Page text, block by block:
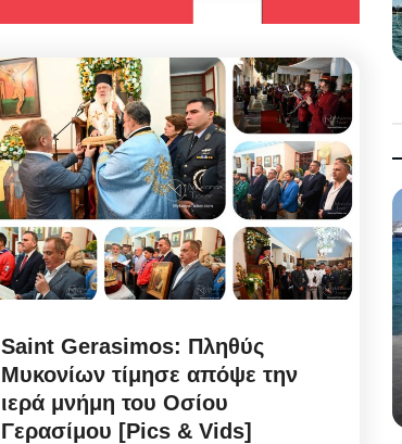
Saint Gerasimos: Πληθύς
Μυκονίων τίμησε απόψε την
ιερά μνήμη του Οσίου
Γερασίμου [Pics & Vids]